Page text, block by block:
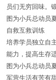
员们无穷回味。
图为小兵总动员
自救互救训练
培养学员独立自
能力，提高生存
图为小兵总动员
军营生活有苦有